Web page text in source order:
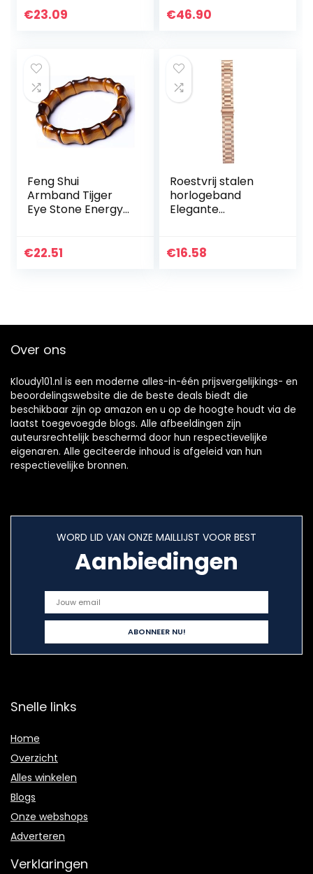
maken 300 stuks
€23.09
heldere armband
€46.90
Feng Shui
Armband Tijger
Eye Stone Energy
Stijl voor Dames
€22.51
Roestvrij stalen
horlogeband
Elegante
horlogeband voor
€16.58
Over ons
Kloudy101.nl is een moderne alles-in-één prijsvergelijkings- en
beoordelingswebsite die de beste deals biedt die
beschikbaar zijn op amazon en u op de hoogte houdt via de
laatst toegevoegde blogs. Alle afbeeldingen zijn
auteursrechtelijk beschermd door hun respectievelijke
eigenaren. Alle geciteerde inhoud is afgeleid van hun
respectievelijke bronnen.
WORD LID VAN ONZE MAILLIJST VOOR BEST
Aanbiedingen
Snelle links
Home
Overzicht
Alles winkelen
Blogs
Onze webshops
Adverteren
Verklaringen